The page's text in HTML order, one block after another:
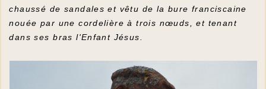
chaussé de sandales et vêtu de la bure franciscaine
nouée par une cordelière à trois nœuds, et tenant
dans ses bras l'Enfant Jésus.